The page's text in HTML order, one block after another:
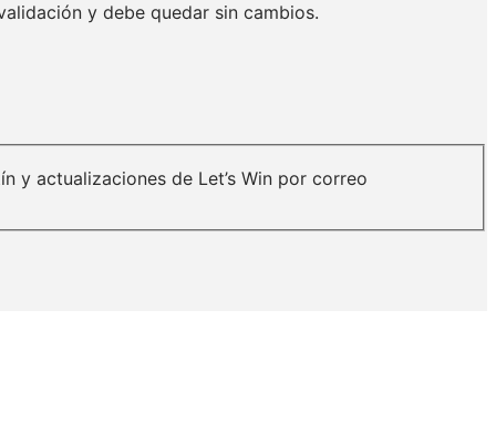
y debe quedar sin cambios.
y actualizaciones de Let’s Win por correo